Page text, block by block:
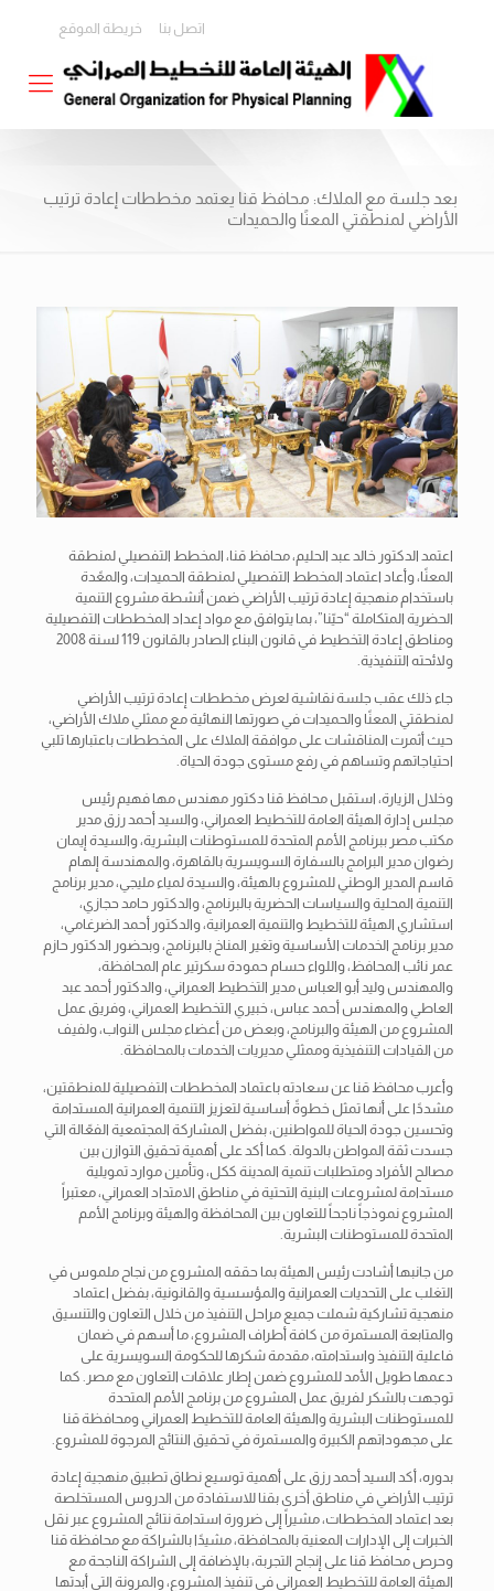
اتصل بنا خريطة الموقع
بعد جلسة مع الملاك: محافظ قنا يعتمد مخططات إعادة ترتيب
الأراضي لمنطقتي المعنًا والحميدات
اعتمد الدكتور خالد عبد الحليم، محافظ قنا، المخطط التفصيلي لمنطقة
المعنًا، وأعاد اعتماد المخطط التفصيلي لمنطقة الحميدات، والمعًدة
باستخدام منهجية إعادة ترتيب الأراضي ضمن أنشطة مشروع التنمية
الحضرية المتكاملة “حيّنا”، بما يتوافق مع مواد إعداد المخططات التفصيلية
ومناطق إعادة التخطيط في قانون البناء الصادر بالقانون 119 لسنة 2008
ولائحته التنفيذية.
جاء ذلك عقب جلسة نقاشية لعرض مخططات إعادة ترتيب الأراضي
لمنطقتي المعنًا والحميدات في صورتها النهائية مع ممثلي ملاك الأراضي،
حيث أثمرت المناقشات على موافقة الملاك على المخططات باعتبارها تلبي
احتياجاتهم وتساهم في رفع مستوى جودة الحياة.
وخلال الزيارة، استقبل محافظ قنا دكتور مهندس مها فهيم رئيس
مجلس إدارة الهيئة العامة للتخطيط العمراني، والسيد أحمد رزق مدير
مكتب مصر ببرنامج الأمم المتحدة للمستوطنات البشرية، والسيدة إيمان
رضوان مدير البرامج بالسفارة السويسرية بالقاهرة، والمهندسة إلهام
قاسم المدير الوطني للمشروع بالهيئة، والسيدة لمياء مليجي، مدير برنامج
التنمية المحلية والسياسات الحضرية بالبرنامج، والدكتور حامد حجازي،
استشاري الهيئة للتخطيط والتنمية العمرانية، والدكتور أحمد الضرغامي،
مدير برنامج الخدمات الأساسية وتغير المناخ بالبرنامج، وبحضور الدكتور حازم
عمر نائب المحافظ، واللواء حسام حمودة سكرتير عام المحافظة،
والمهندس وليد أبو العباس مدير التخطيط العمراني، والدكتور أحمد عبد
العاطي والمهندس أحمد عباس، خبيري التخطيط العمراني، وفريق عمل
المشروع من الهيئة والبرنامج، وبعض من أعضاء مجلس النواب، ولفيف
من القيادات التنفيذية وممثلي مديريات الخدمات بالمحافظة.
وأعرب محافظ قنا عن سعادته باعتماد المخططات التفصيلية للمنطقتين،
مشددًا على أنها تمثل خطوةً أساسية لتعزيز التنمية العمرانية المستدامة
وتحسين جودة الحياة للمواطنين، بفضل المشاركة المجتمعية الفعّالة التي
جسدت ثقة المواطن بالدولة. كما أكد على أهمية تحقيق التوازن بين
مصالح الأفراد ومتطلبات تنمية المدينة ككل، وتأمين موارد تمويلية
مستدامة لمشروعات البنية التحتية في مناطق الامتداد العمراني، معتبراً
المشروع نموذجاً ناجحاً للتعاون بين المحافظة والهيئة وبرنامج الأمم
المتحدة للمستوطنات البشرية.
من جانبها أشادت رئيس الهيئة بما حققه المشروع من نجاح ملموس في
التغلب على التحديات العمرانية والمؤسسية والقانونية، بفضل اعتماد
منهجية تشاركية شملت جميع مراحل التنفيذ من خلال التعاون والتنسيق
والمتابعة المستمرة من كافة أطراف المشروع، ما أسهم في ضمان
فاعلية التنفيذ واستدامته، مقدمة شكرها للحكومة السويسرية على
دعمها طويل الأمد للمشروع ضمن إطار علاقات التعاون مع مصر. كما
توجهت بالشكر لفريق عمل المشروع من برنامج الأمم المتحدة
للمستوطنات البشرية والهيئة العامة للتخطيط العمراني ومحافظة قنا
على مجهوداتهم الكبيرة والمستمرة في تحقيق النتائج المرجوة للمشروع.
بدوره، أكد السيد أحمد رزق على أهمية توسيع نطاق تطبيق منهجية إعادة
ترتيب الأراضي في مناطق أخرى بقنا للاستفادة من الدروس المستخلصة
بعد اعتماد المخططات، مشيراً إلى ضرورة استدامة نتائج المشروع عبر نقل
الخبرات إلى الإدارات المعنية بالمحافظة، مشيدًا بالشراكة مع محافظة قنا
وحرص محافظ قنا على إنجاح التجربة، بالإضافة إلى الشراكة الناجحة مع
الهيئة العامة للتخطيط العمراني في تنفيذ المشروع، والمرونة التي أبدتها